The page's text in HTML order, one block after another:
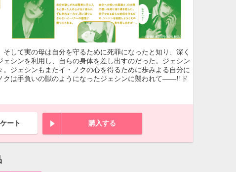
して実の母は自分を守るために死罪になったと知り、深く
シンを利用し、自らの身体を差し出すのだった。ジェシン
ジェシンもまたイ・ノクの心を得るために歩みよる自分に
クは手負いの獣のようになったジェシンに襲われて――!!ド
ート 購入する